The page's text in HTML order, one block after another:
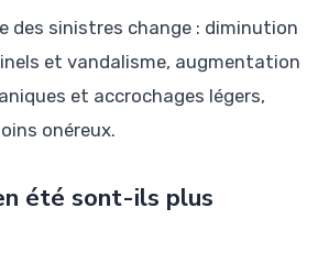
des sinistres change : diminution
et vandalisme, augmentation
et accrochages légers,
onéreux.
été sont-ils plus